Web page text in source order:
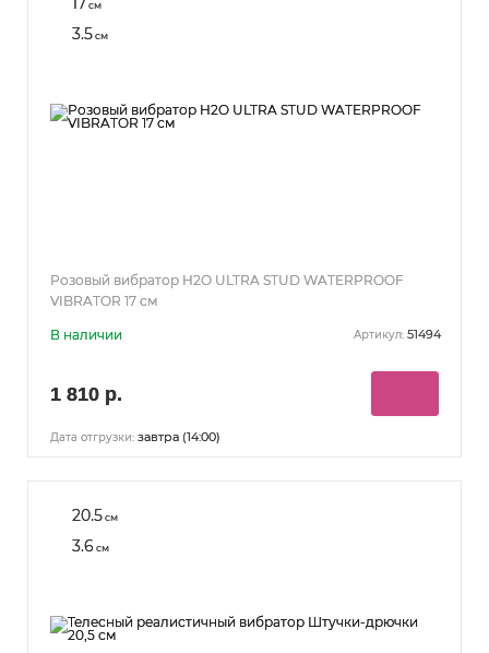
см
3.5см
Розовый вибратор H2O ULTRA STUD WATERPROOF
VIBRATOR 17 см
В наличии Артикул: 51494
1 810 р.
Дата отгрузки: завтра (14:00)
20.5см
3.6 см